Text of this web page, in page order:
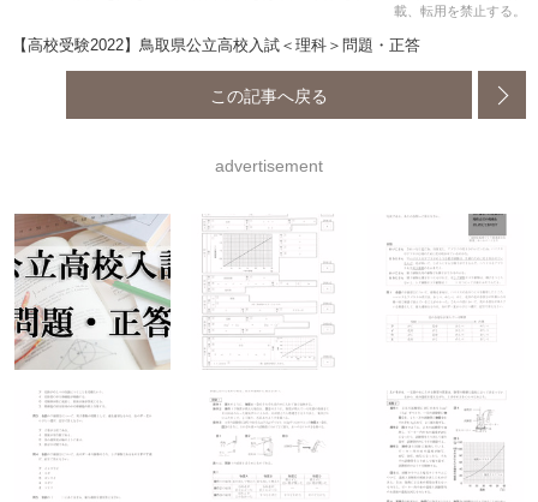
載、転用を禁止する。
【高校受験2022】鳥取県公立高校入試＜理科＞問題・正答
この記事へ戻る
advertisement